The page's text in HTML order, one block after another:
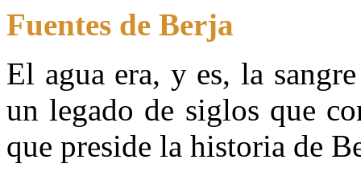
Fuentes de Berja
El agua era, y es, la
un legado de siglos que
que preside la historia de